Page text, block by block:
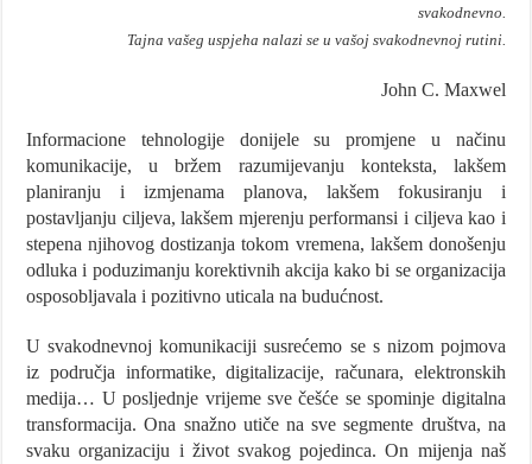
svakodnevno.
Tajna vašeg uspjeha nalazi se u vašoj svakodnevnoj rutini.
John C. Maxwel
Informacione tehnologije donijele su promjene u načinu
komunikacije, u bržem razumijevanju konteksta, lakšem
planiranju i izmjenama planova, lakšem fokusiranju i
postavljanju ciljeva, lakšem mjerenju performansi i ciljeva kao i
stepena njihovog dostizanja tokom vremena, lakšem donošenju
odluka i poduzimanju korektivnih akcija kako bi se organizacija
osposobljavala i pozitivno uticala na budućnost.
U svakodnevnoj komunikaciji susrećemo se s nizom pojmova
iz područja informatike, digitalizacije, računara, elektronskih
medija… U posljednje vrijeme sve češće se spominje digitalna
transformacija. Ona snažno utiče na sve segmente društva, na
svaku organizaciju i život svakog pojedinca. On mijenja naš